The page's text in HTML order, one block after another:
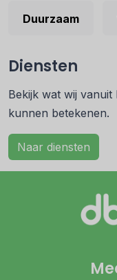
Duurzaam
Diensten
Bekijk wat wij
kunnen betekenen.
Naar diensten